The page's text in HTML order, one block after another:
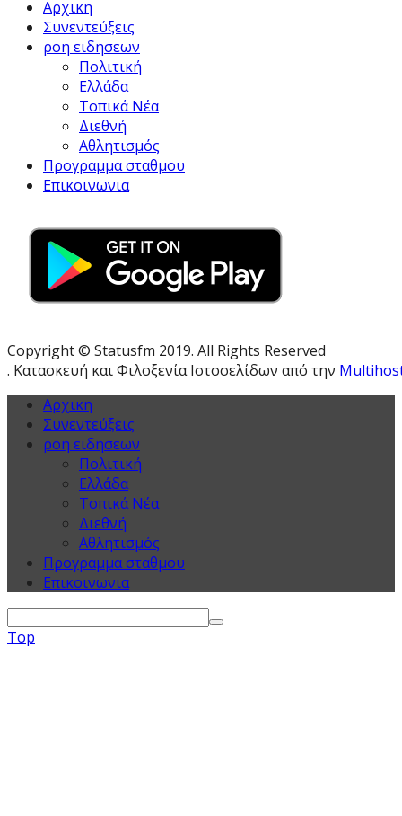
Αρχικη
Συνεντεύξεις
ροη ειδησεων
Πολιτική
Ελλάδα
Τοπικά Νέα
Διεθνή
Αθλητισμός
Προγραμμα σταθμου
Επικοινωνια
Copyright © Statusfm 2019. All Rights Reserved
. Κατασκευή και Φιλοξενία Ιστοσελίδων από την
Αρχικη
Συνεντεύξεις
ροη ειδησεων
Πολιτική
Ελλάδα
Τοπικά Νέα
Διεθνή
Αθλητισμός
Προγραμμα σταθμου
Επικοινωνια
Top